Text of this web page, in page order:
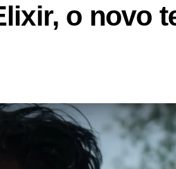
o novo